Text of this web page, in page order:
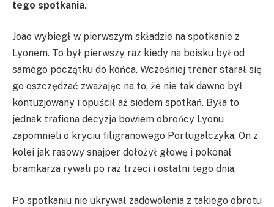
tego spotkania.
Joao wybiegł w pierwszym składzie na spotkanie z
Lyonem. To był pierwszy raz kiedy na boisku był od
samego początku do końca. Wcześniej trener starał się
go oszczędzać zważając na to, że nie tak dawno był
kontuzjowany i opuścił aż siedem spotkań. Była to
jednak trafiona decyzja bowiem obrońcy Lyonu
zapomnieli o kryciu filigranowego Portugalczyka. On z
kolei jak rasowy snajper dołożył głowę i pokonał
bramkarza rywali po raz trzeci i ostatni tego dnia.
Po spotkaniu nie ukrywał zadowolenia z takiego obrotu